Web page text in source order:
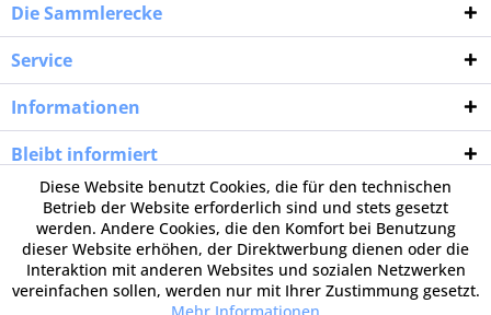
Gratis-Sonderausgabe in Esslingen und
sich dort seine Marvel-Gratis-Goodies abgreifen - für umsonst!
16 Uhr.
da.
Eine Anfahrtsbeschreibung findet ihr aufunserer Übersichtsseite.
Die Sammlerecke
Service
Informationen
Bleibt informiert
Diese Website benutzt Cookies, die für den technischen
Betrieb der Website erforderlich sind und stets gesetzt
werden. Andere Cookies, die den Komfort bei Benutzung
dieser Website erhöhen, der Direktwerbung dienen oder die
Interaktion mit anderen Websites und sozialen Netzwerken
vereinfachen sollen, werden nur mit Ihrer Zustimmung gesetzt.